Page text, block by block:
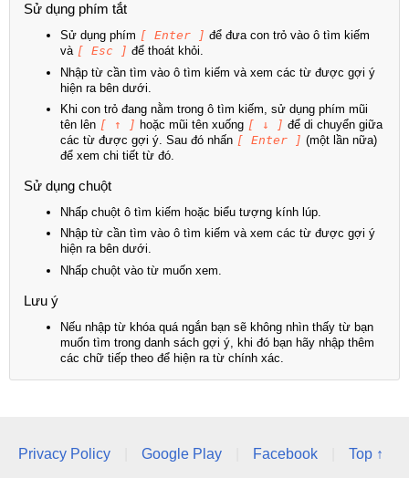
Sử dụng phím tắt
Sử dụng phím [ Enter ] để đưa con trỏ vào ô tìm kiếm
và [ Esc ] để thoát khỏi.
Nhập từ cần tìm vào ô tìm kiếm và xem các từ được gợi ý
hiện ra bên dưới.
Khi con trỏ đang nằm trong ô tìm kiếm, sử dụng phím mũi
tên lên [ ↑ ] hoặc mũi tên xuống [ ↓ ] để di chuyển giữa
các từ được gợi ý. Sau đó nhấn [ Enter ] (một lần nữa)
để xem chi tiết từ đó.
Sử dụng chuột
Nhấp chuột ô tìm kiếm hoặc biểu tượng kính lúp.
Nhập từ cần tìm vào ô tìm kiếm và xem các từ được gợi ý
hiện ra bên dưới.
Nhấp chuột vào từ muốn xem.
Lưu ý
Nếu nhập từ khóa quá ngắn bạn sẽ không nhìn thấy từ bạn
muốn tìm trong danh sách gợi ý, khi đó bạn hãy nhập thêm
các chữ tiếp theo để hiện ra từ chính xác.
Privacy Policy Google Play Facebook Top ↑